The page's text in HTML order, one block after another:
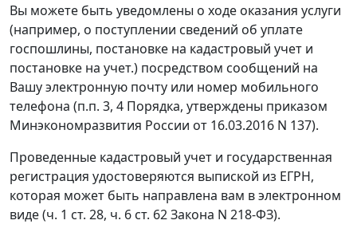
Вы можете быть уведомлены о ходе оказания услуги
(например, о поступлении сведений об уплате
госпошлины, постановке на кадастровый учет и
постановке на учет.) посредством сообщений на
Вашу электронную почту или номер мобильного
телефона (п.п. 3, 4 Порядка, утверждены приказом
Минэкономразвития России от 16.03.2016 N 137).
Проведенные кадастровый учет и государственная
регистрация удостоверяются выпиской из ЕГРН,
которая может быть направлена ​​вам в электронном
виде (ч. 1 ст. 28, ч. 6 ст. 62 Закона N 218-ФЗ).